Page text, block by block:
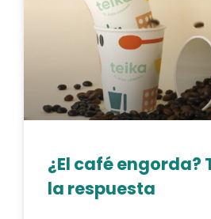
¿El café engorda?
la respuesta